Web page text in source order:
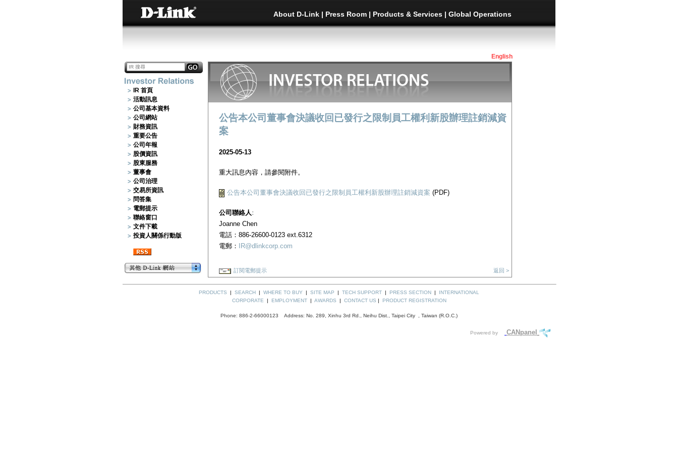
About D-Link | Press Room | Products & Services | Global Operations
English
IR 首頁
活動訊息
公司基本資料
公司網站
財務資訊
重要公告
公司年報
股價資訊
股東服務
董事會
公司治理
交易所資訊
問答集
電郵提示
聯絡窗口
文件下載
投資人關係行動版
公告本公司董事會決議收回已發行之限制員工權利新股辦理註銷減資
案
2025-05-13
重大訊息內容，請參閱附件。
公告本公司董事會決議收回已發行之限制員工權利新股辦理註銷減資案 (PDF)
公司聯絡人:
Joanne Chen
電話：886-26600-0123 ext.6312
電郵：
IR@dlinkcorp.com
訂閱電郵提示 返回 >
PRODUCTS | SEARCH | WHERE TO BUY | SITE MAP | TECH SUPPORT | PRESS SECTION | INTERNATIONAL
CORPORATE | EMPLOYMENT| AWARDS | CONTACT US | PRODUCT REGISTRATION
Phone: 886-2-66000123 Address: No. 289, Xinhu 3rd Rd., Neihu Dist., Taipei City , Taiwan (R.O.C.)
Powered by CANpanel